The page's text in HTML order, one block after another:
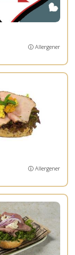
ⓘ Allergener
ⓘ Allergener